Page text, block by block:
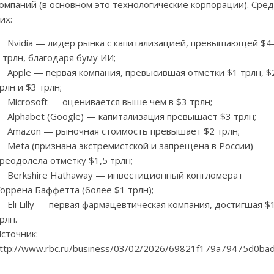
(в основном это технологические корпорации).
Nvidia — лидер рынка с капитализацией, превышающей
трлн, благодаря буму ИИ;
Apple — первая компания, превысившая отметки $1 трлн,
и $3 трлн;
Microsoft — оценивается выше чем в $3 трлн;
Alphabet (Google) — капитализация превышает $3 трлн;
Amazon — рыночная стоимость превышает $2 трлн;
Meta (признана экстремистской и запрещена в России) —
отметку $1,5 трлн;
Berkshire Hathaway — инвестиционный конгломерат
Баффетта (более $1 трлн);
Eli Lilly — первая фармацевтическая компания, достигшая $1
www.rbc.ru/business/03/02/2026/